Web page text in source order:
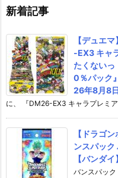
新着記事
【デュエ
-EX3 キャ
たくない
0％パック
26年8月8
に、 『DM26-EX3 キャラプレミ
【ドラゴ
ンスパッ
【バンダ
バンスパッ